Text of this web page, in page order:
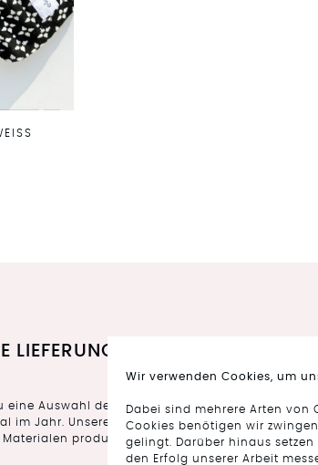
Wir verwenden Cookies, um
Dabei sind mehrere Arten von
Cookies benötigen wir
gelingt. Darüber hinaus
den Erfolg unserer Arbeit
LIEFERUNG
eine Auswahl der aktuellen Kollektion. Die Designs
im Jahr. Unsere Damenkollektionen sind fair,
produziert. Genauere Informationen